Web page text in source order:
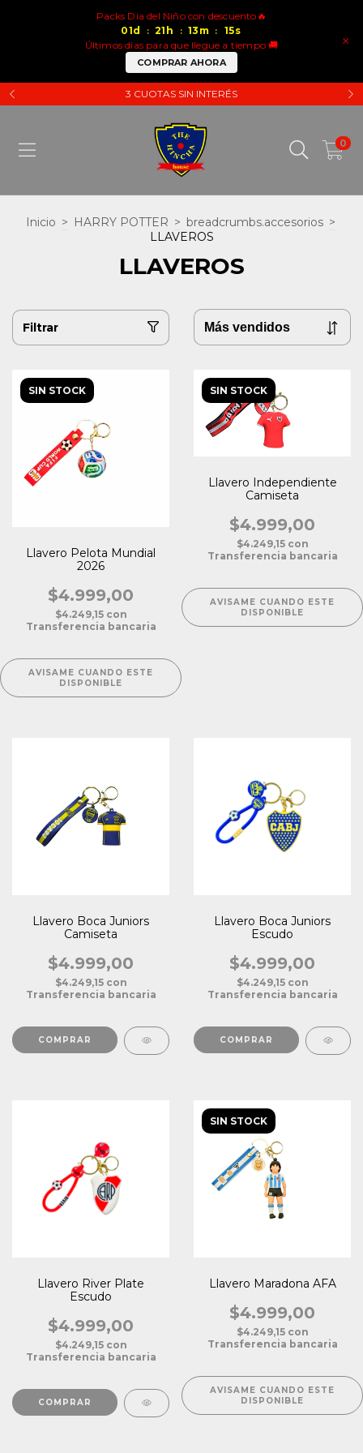
×
Packs Dia del Niño con descuento🔥
01d : 21 h : 13 m : 15s
Últimos días para que llegue a tiempo 🚚
COMPRAR AHORA
3 CUOTAS SIN INTERÉS
0
Inicio > HARRY POTTER > breadcrumbs.accesorios >
LLAVEROS
LLAVEROS
Filtrar
SIN STOCK
Llavero Pelota Mundial
2026
$4.999,00
$4.249,15 con
Transferencia bancaria
AVISAME CUANDO ESTE
DISPONIBLE
SIN STOCK
Llavero Independiente
Camiseta
$4.999,00
$4.249,15 con
Transferencia bancaria
AVISAME CUANDO ESTE
DISPONIBLE
Llavero Boca Juniors
Camiseta
$4.999,00
$4.249,15 con
Transferencia bancaria
Llavero Boca Juniors
Escudo
$4.999,00
$4.249,15 con
Transferencia bancaria
Llavero River Plate
Escudo
$4.999,00
$4.249,15 con
Transferencia bancaria
SIN STOCK
Llavero Maradona AFA
$4.999,00
$4.249,15 con
Transferencia bancaria
AVISAME CUANDO ESTE
DISPONIBLE